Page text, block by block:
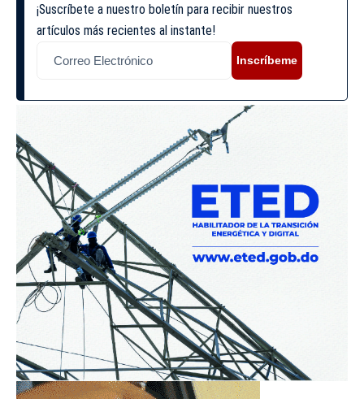
¡Suscríbete a nuestro boletín para recibir nuestros
artículos más recientes al instante!
Inscríbeme